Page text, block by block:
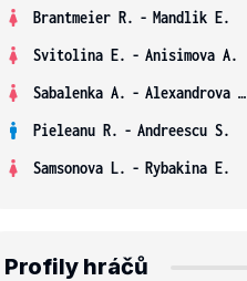
Brantmeier R. - Mandlik E.
Svitolina E. - Anisimova A.
Sabalenka A. - Alexandrova E.
Pieleanu R. - Andreescu S.
Samsonova L. - Rybakina E.
Profily hráčů